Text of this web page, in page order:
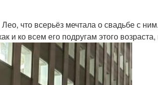
что всерьёз мечтала о свадьбе с
и ко всем его подругам этого